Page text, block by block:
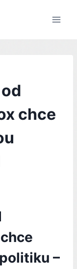
chce
–